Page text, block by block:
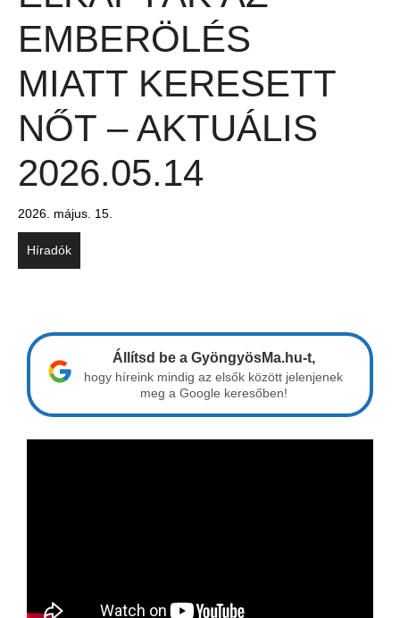
EMBERÖLÉS
MIATT KERESETT
NŐT – AKTUÁLIS
2026.05.14
2026. május. 15.
Híradók
Állítsd be a GyöngyösMa.hu-t,
hogy híreink mindig az elsők között jelenjenek
meg a Google keresőben!